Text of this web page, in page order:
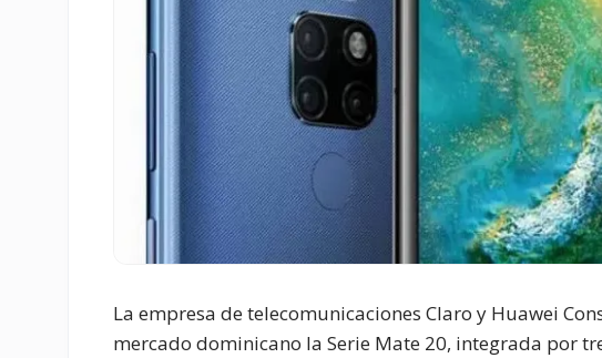
La empresa de telecomunicaciones Claro y Huawei
mercado dominicano la Serie Mate 20, integrada por